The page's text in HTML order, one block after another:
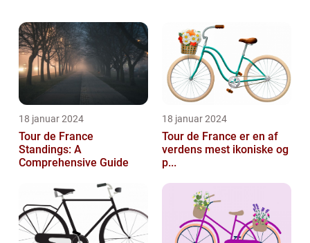
18 januar 2024
Tour de France
Standings: A
Comprehensive Guide
18 januar 2024
Tour de France er en af
verdens mest ikoniske og
p...